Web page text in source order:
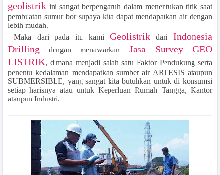
geolistrik ini sangat berpengaruh dalam menentukan titik saat
pembuatan sumur bor supaya kita dapat mendapatkan air dengan
lebih mudah.
Maka dari pada itu kami Geolistrikdari Indonesia
Drilling dengan menawarkan Jasa Survey GEO
LISTRIK, dimana menjadi salah satu Faktor Pendukung serta
penentu kedalaman mendapatkan sumber air ARTESIS ataupun
SUBMERSIBLE, yang sangat kita butuhkan untuk di konsumsi
setiap harisnya atau untuk Keperluan Rumah Tangga, Kantor
ataupun Industri.